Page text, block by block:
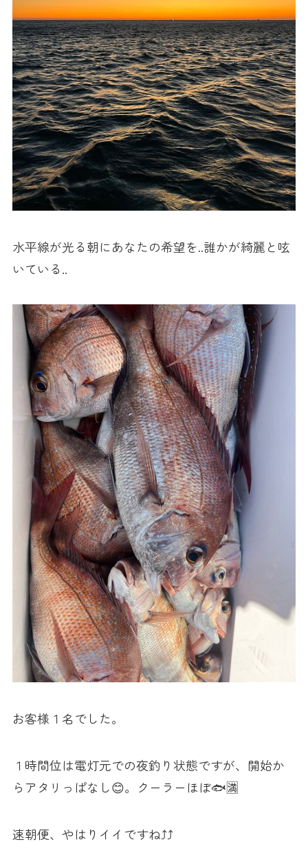
水平線が光る朝にあなたの希望を..誰かが綺麗と呟
いている..
お客様１名でした。
１時間位は電灯元での夜釣り状態ですが、開始か
らアタリっぱなし😊。クーラーほぼ🐟🈵
速朝便、やはりイイですね⤴︎⤴︎